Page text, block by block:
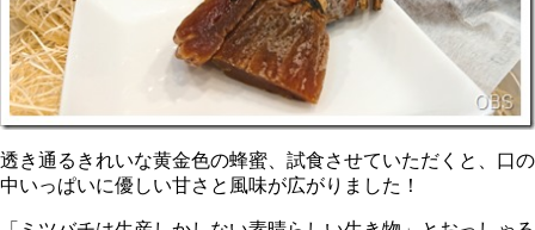
透き通るきれいな黄金色の蜂蜜、試食させていただくと、口の
中いっぱいに優しい甘さと風味が広がりました！